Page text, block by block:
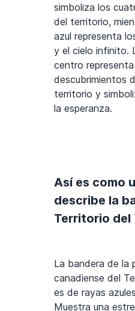
simboliza los
del territorio,
azul representa
y el cielo infinito.
centro
descubrimientos
territorio y
la esperanza.
Así es como
describe la
Territorio del
La bandera de la
canadiense del
es de rayas
Muestra una